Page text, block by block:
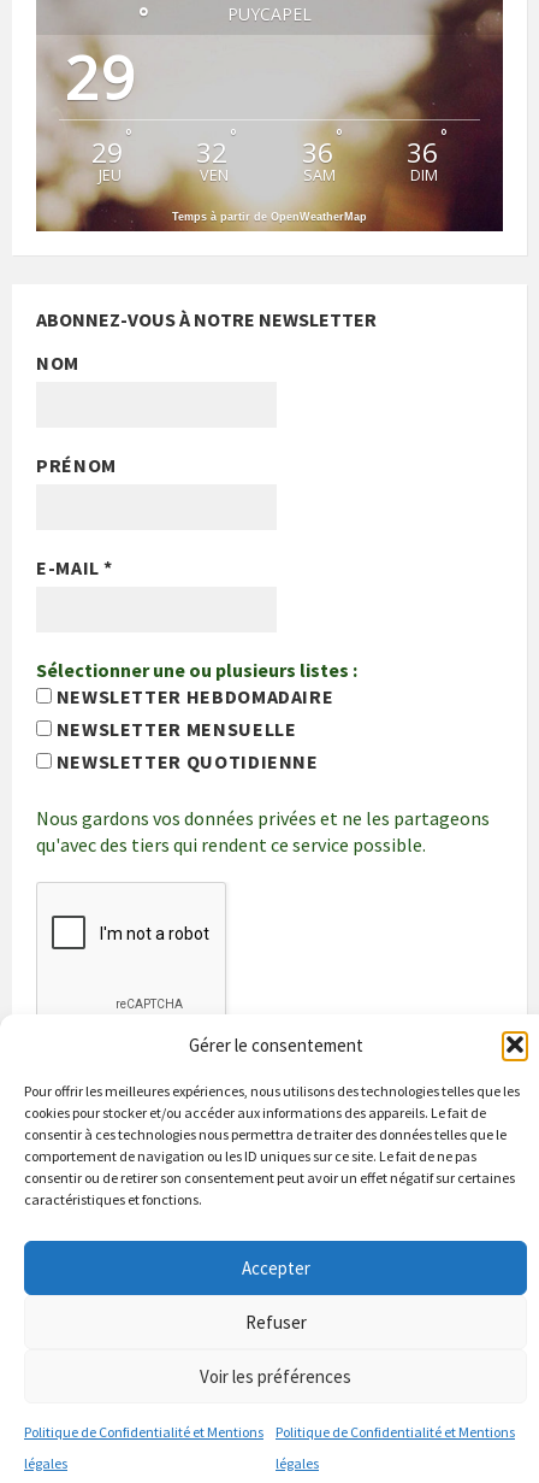
Gérer le consentement
Pour offrir les meilleures expériences, nous utilisons des technologies telles que les
cookies pour stocker et/ou accéder aux informations des appareils. Le fait de
consentir à ces technologies nous permettra de traiter des données telles que le
comportement de navigation ou les ID uniques sur ce site. Le fait de ne pas
consentir ou de retirer son consentement peut avoir un effet négatif sur certaines
caractéristiques et fonctions.
Accepter
Refuser
Voir les préférences
Politique de Confidentialité et Mentions
légales
Politique de Confidentialité et Mentions
légales
PUYCAPEL
29
°
29 °
JEU
32 °
VEN
36°
SAM
36°
DIM
Temps à partir de OpenWeatherMap
ABONNEZ-VOUS À NOTRE NEWSLETTER
NOM
PRÉNOM
E-MAIL*
Sélectionner une ou plusieurs listes :
NEWSLETTER HEBDOMADAIRE
NEWSLETTER MENSUELLE
NEWSLETTER QUOTIDIENNE
Nous gardons vos données privées et ne les partageons
qu'avec des tiers qui rendent ce service possible.
Bienvenue à Puycapel La municipalité
Actualités
Les bonnes adresses
© 2026 Site officiel de la commune de Puycapel dans le Cantal
Conformité à la loi RGPD
Puycapel.fr utilise des cookies pour améliorer les performance et
votre usage du site web. nous présumons de votre accord pour
le dicte et vous en donne le droit .